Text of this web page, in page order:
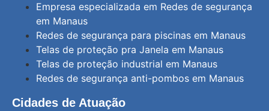
Empresa especializada em Redes de segurança
em Manaus
Redes de segurança para piscinas em Manaus
Telas de proteção pra Janela em Manaus
Telas de proteção industrial em Manaus
Redes de segurança anti-pombos em Manaus
Cidades de Atuação